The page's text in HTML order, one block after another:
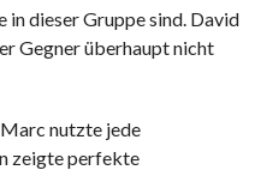
in dieser Gruppe sind. David
Gegner überhaupt nicht
nutzte jede
zeigte perfekte